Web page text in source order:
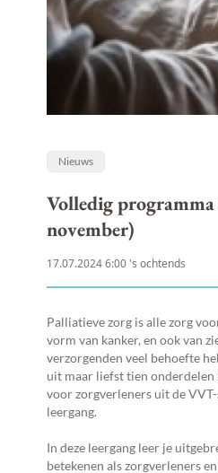
Nieuws
Volledig
november)
17.07.2024 6:00 's ochtends
Palliatieve zorg is alle zorg
vorm van kanker, en ook van
verzorgenden veel behoefte
uit maar liefst tien onderdelen
voor zorgverleners uit de
leergang.
In deze leergang leer je
betekenen als zorgverleners